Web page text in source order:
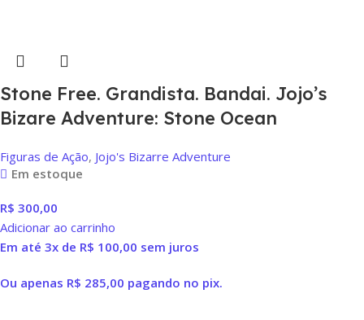
Stone Free. Grandista. Bandai. Jojo’s
Bizare Adventure: Stone Ocean
Figuras de Ação, Jojo's Bizarre Adventure
Em estoque
R$ 300,00
Adicionar ao carrinho
Em até 3x de R$ 100,00 sem juros
Ou apenas R$ 285,00 pagando no pix.